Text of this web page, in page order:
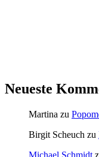
Neueste
Martina zu
Birgit Scheuch zu
Michael Schmidt